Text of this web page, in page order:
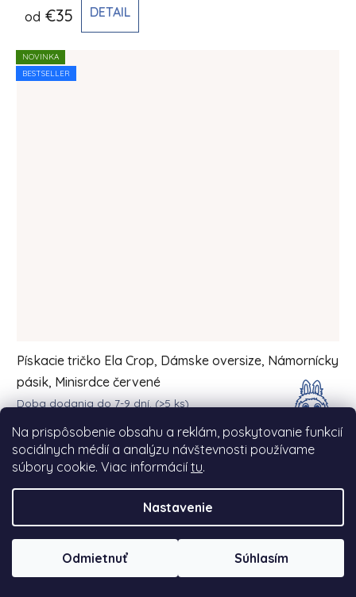
Na prispôsobenie obsahu a reklám, poskytovanie funkcií
sociálnych médií a analýzu návštevnosti používame
súbory cookie. Viac informácií tu.
Nastavenie
Odmietnuť Súhlasím
od €35 DETAIL
NOVINKA
BESTSELLER
Pískacie tričko Ela Crop, Dámske oversize, Námornícky
pásik, Minisrdce červené
Doba dodania do 7-9 dní.(>5 ks)
od€35 DETAIL